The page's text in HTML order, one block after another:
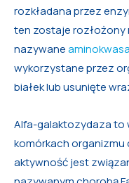
rozkładana przez
ten zostaje rozłożony
nazywane
wykorzystane przez
białek lub usunięte
Alfa-galaktozydaza to
komórkach organizmu
aktywność jest